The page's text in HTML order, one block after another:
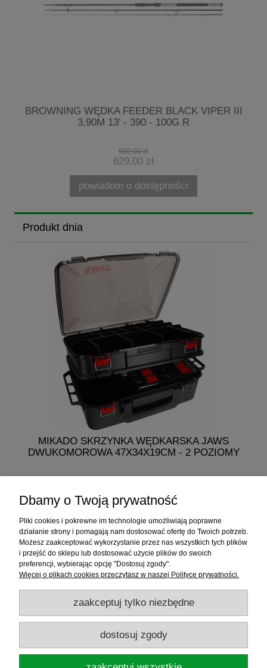
BROWNING WĘDKA FEEDER BLACK VIPER III
3,90M 13' - 390 - 100G R
669,00 zł
629,00 zł
powiadom o dostępności
Produkt dnia
MIKADO SKRZYNKA WĘDKARSKA JAWS
DWUKOMOROWA 47X34X19CM - 2 POZIOMY
do koszyka
Informacje
Sklep internetowy
RATY
Promocje
Dbamy o Twoją prywatność
Pliki cookies i pokrewne im technologie umożliwiają poprawne
działanie strony i pomagają nam dostosować ofertę do Twoich potrzeb.
Możesz zaakceptować wykorzystanie przez nas wszystkich tych plików
i przejść do sklepu lub dostosować użycie plików do swoich
preferencji, wybierając opcję "Dostosuj zgody".
Więcej o plikach cookies przeczytasz w naszej Polityce prywatności.
zaakceptuj tylko niezbędne
dostosuj zgody